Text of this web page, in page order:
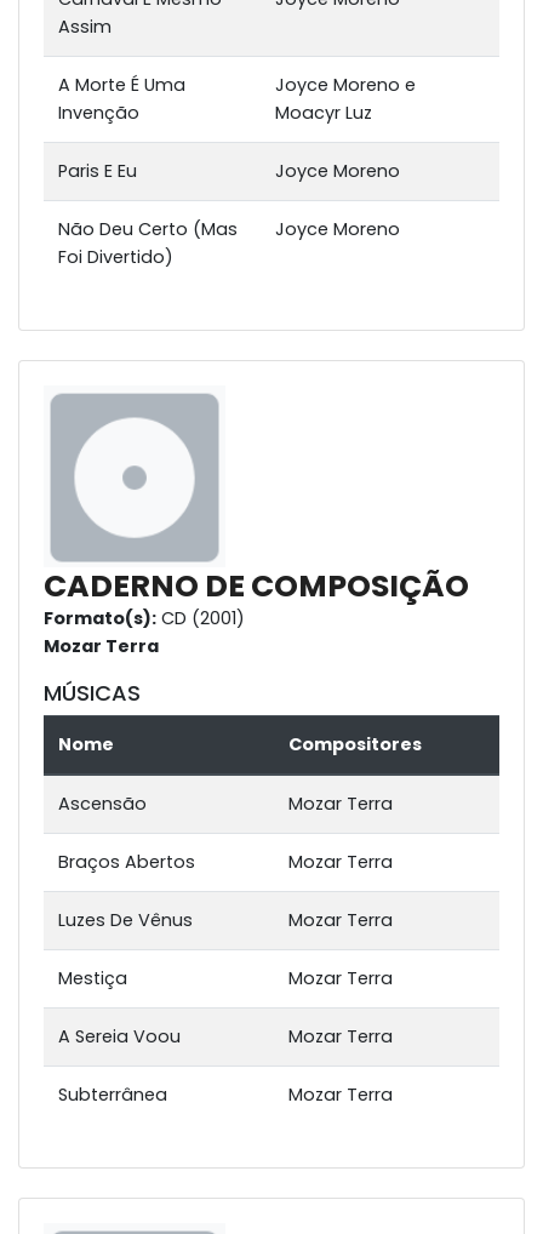
Assim
A Morte É Uma
Invenção
Joyce Moreno e
Moacyr Luz
Paris E Eu Joyce Moreno
Não Deu Certo (Mas
Foi Divertido)
Joyce Moreno
CADERNO DE COMPOSIÇÃO
Formato(s): CD (2001)
Mozar Terra
MÚSICAS
Nome Compositores
Ascensão Mozar Terra
Braços Abertos Mozar Terra
Luzes De Vênus Mozar Terra
Mestiça Mozar Terra
A Sereia Voou Mozar Terra
Subterrânea Mozar Terra